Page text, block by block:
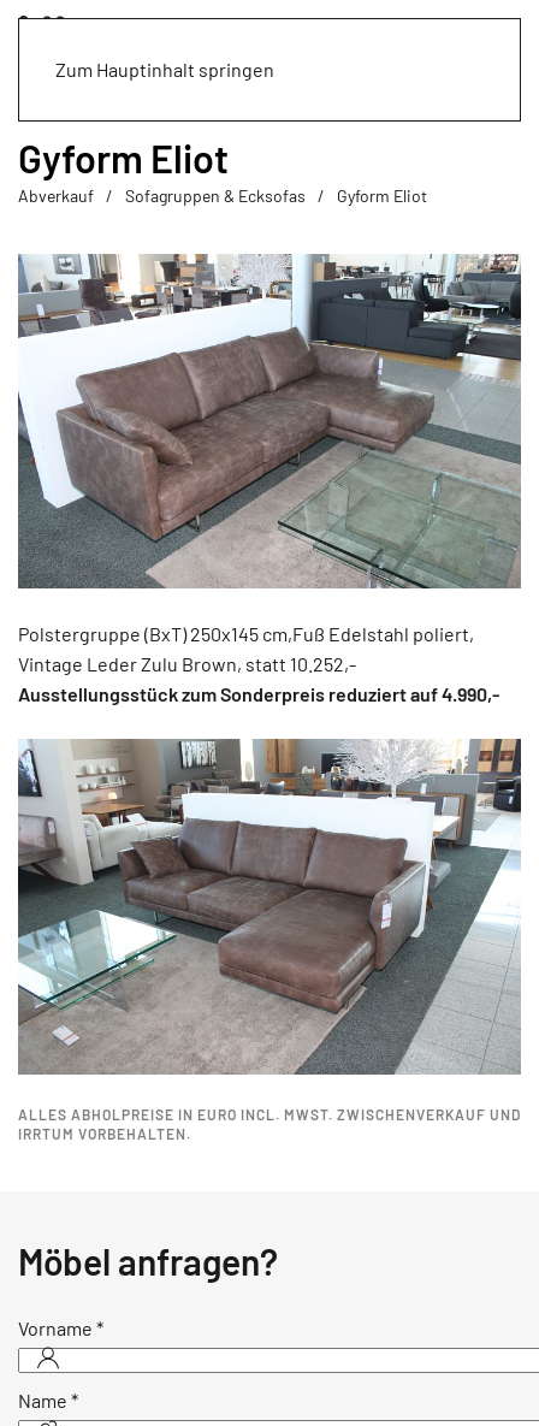
Zum Hauptinhalt springen
Gyform Eliot
Abverkauf Sofagruppen & Ecksofas Gyform Eliot
Polstergruppe (BxT) 250x145 cm,Fuß Edelstahl poliert,
Vintage Leder Zulu Brown, statt 10.252,-
Ausstellungsstück zum Sonderpreis reduziert auf 4.990,-
ALLES ABHOLPREISE IN EURO INCL. MWST. ZWISCHENVERKAUF UND
IRRTUM VORBEHALTEN.
Möbel anfragen?
Vorname *
Name *